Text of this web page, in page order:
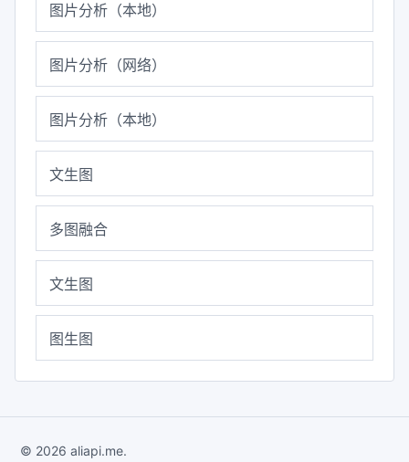
图片分析（本地）
图片分析（网络）
图片分析（本地）
文生图
多图融合
文生图
图生图
© 2026 aliapi.me.